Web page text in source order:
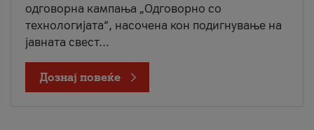
одговорна кампања „Одговорно со
технологијата“, насочена кон подигнување на
јавната свест...
Дознај повеќе